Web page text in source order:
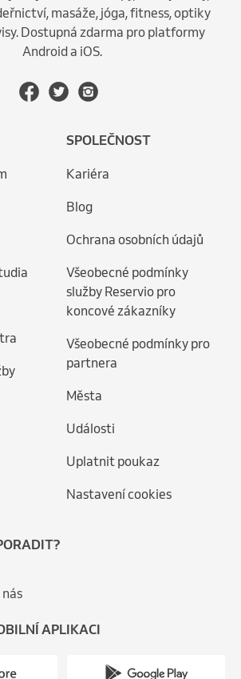
masáže, jóga, fitness, optiky
Dostupná zdarma pro platformy
Android a iOS.
SPOLEČNOST
Kariéra
Blog
Ochrana osobních údajů
Všeobecné podmínky
služby Reservio pro
koncové zákazníky
Všeobecné podmínky pro
partnera
Města
Události
Uplatnit poukaz
Nastavení cookies
APLIKACI